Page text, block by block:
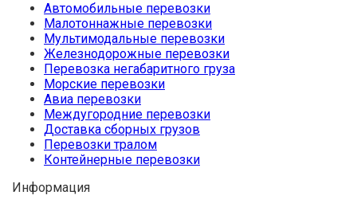
Автомобильные перевозки
Малотоннажные перевозки
Мультимодальные перевозки
Железнодорожные перевозки
Перевозка негабаритного груза
Морские перевозки
Авиа перевозки
Междугородние перевозки
Доставка сборных грузов
Перевозки тралом
Контейнерные перевозки
Информация